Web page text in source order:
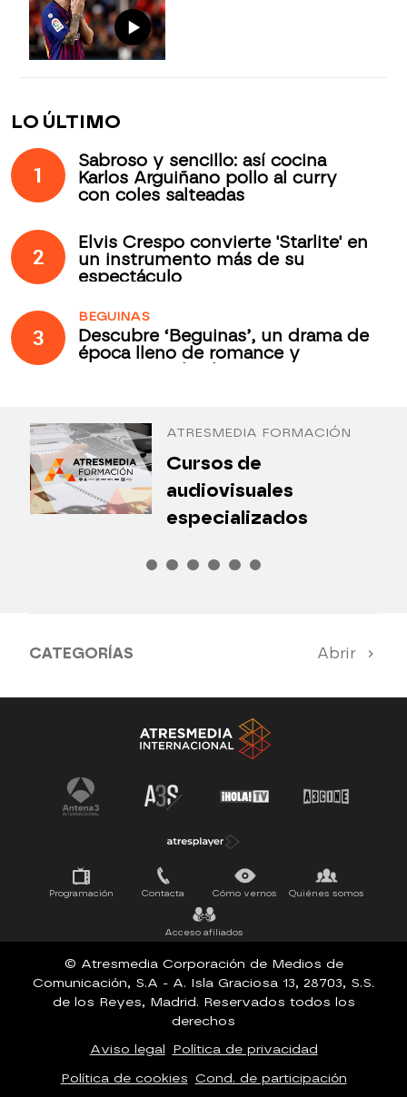
LO ÚLTIMO
1
Sabroso y sencillo: así cocina
Karlos Arguiñano pollo al curry
con coles salteadas
2
Elvis Crespo convierte 'Starlite' en
un instrumento más de su
espectáculo
3
BEGUINAS
Descubre ‘Beguinas’, un drama de
época lleno de romance y
ATRESMEDIA FORMACIÓN
Cursos de
audiovisuales
especializados
CATEGORÍAS Abrir
Antena 3 Noticias El Hormiguero
Tu cara me suena Pasapalabra
Programación Contacta Cómo vernos Quiénes somos
Acceso afiliados
© Atresmedia Corporación de Medios de
Comunicación, S.A - A. Isla Graciosa 13, 28703, S.S.
de los Reyes, Madrid. Reservados todos los
derechos
Aviso legal Política de privacidad
Política de cookies Cond. de participación